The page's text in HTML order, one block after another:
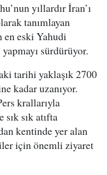
yıllardır İran’ı
tanımlayan
en eski Yahudi
sürdürüyor.
tarihi yaklaşık 2700
kadar uzanıyor.
krallarıyla
sık atıfta
kentinde yer alan
için önemli ziyaret